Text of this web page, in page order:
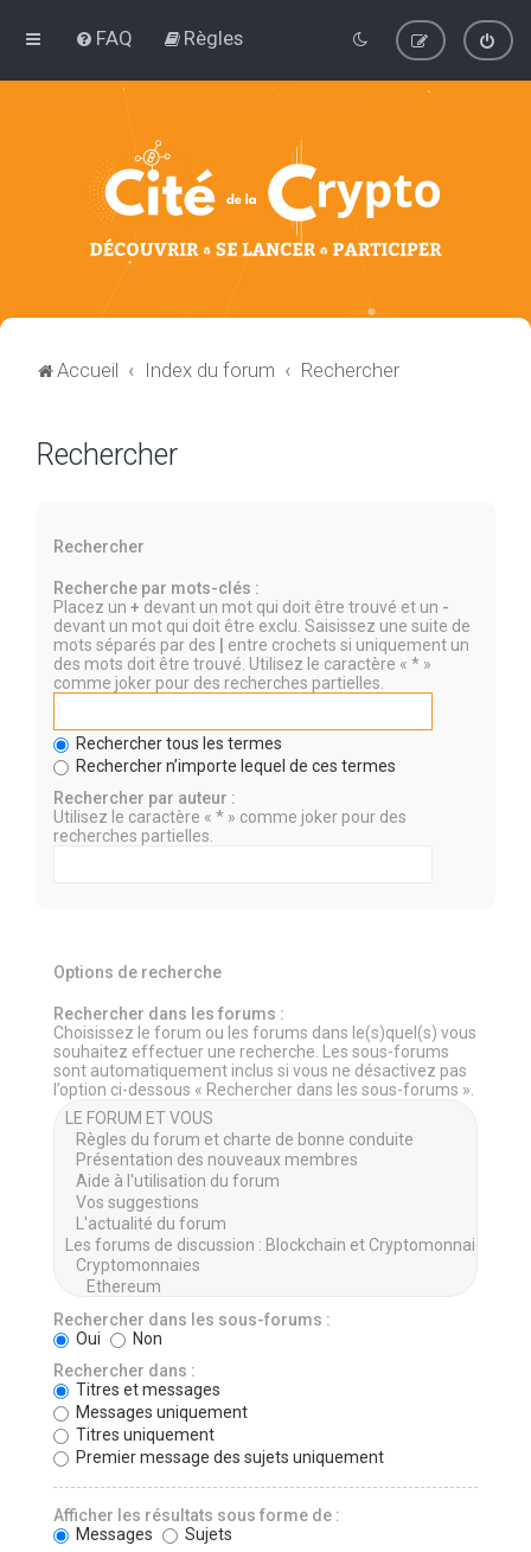
FAQ Règles
Accueil Index du forum Rechercher
Rechercher
Rechercher
Recherche par mots-clés :
Placez un + devant un mot qui doit être trouvé et un -
devant un mot qui doit être exclu. Saisissez une suite de
mots séparés par des
entre crochets si uniquement un
des mots doit être trouvé. Utilisez le caractère « * »
comme joker pour des recherches partielles.
Rechercher tous les termes
Rechercher n’importe lequel de ces termes
Rechercher par auteur :
Utilisez le caractère « * » comme joker pour des
recherches partielles.
Options de recherche
Rechercher dans les forums :
Choisissez le forum ou les forums dans le(s)quel(s) vous
souhaitez effectuer une recherche. Les sous-forums
sont automatiquement inclus si vous ne désactivez pas
l’option ci-dessous « Rechercher dans les sous-forums ».
Rechercher dans les sous-forums :
Oui
Non
Rechercher dans :
Titres et messages
Messages uniquement
Titres uniquement
Premier message des sujets uniquement
Afficher les résultats sous forme de :
Messages
Sujets